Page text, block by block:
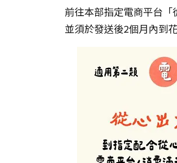
前往本部指定電商平台「
並須於發送後2個月內到